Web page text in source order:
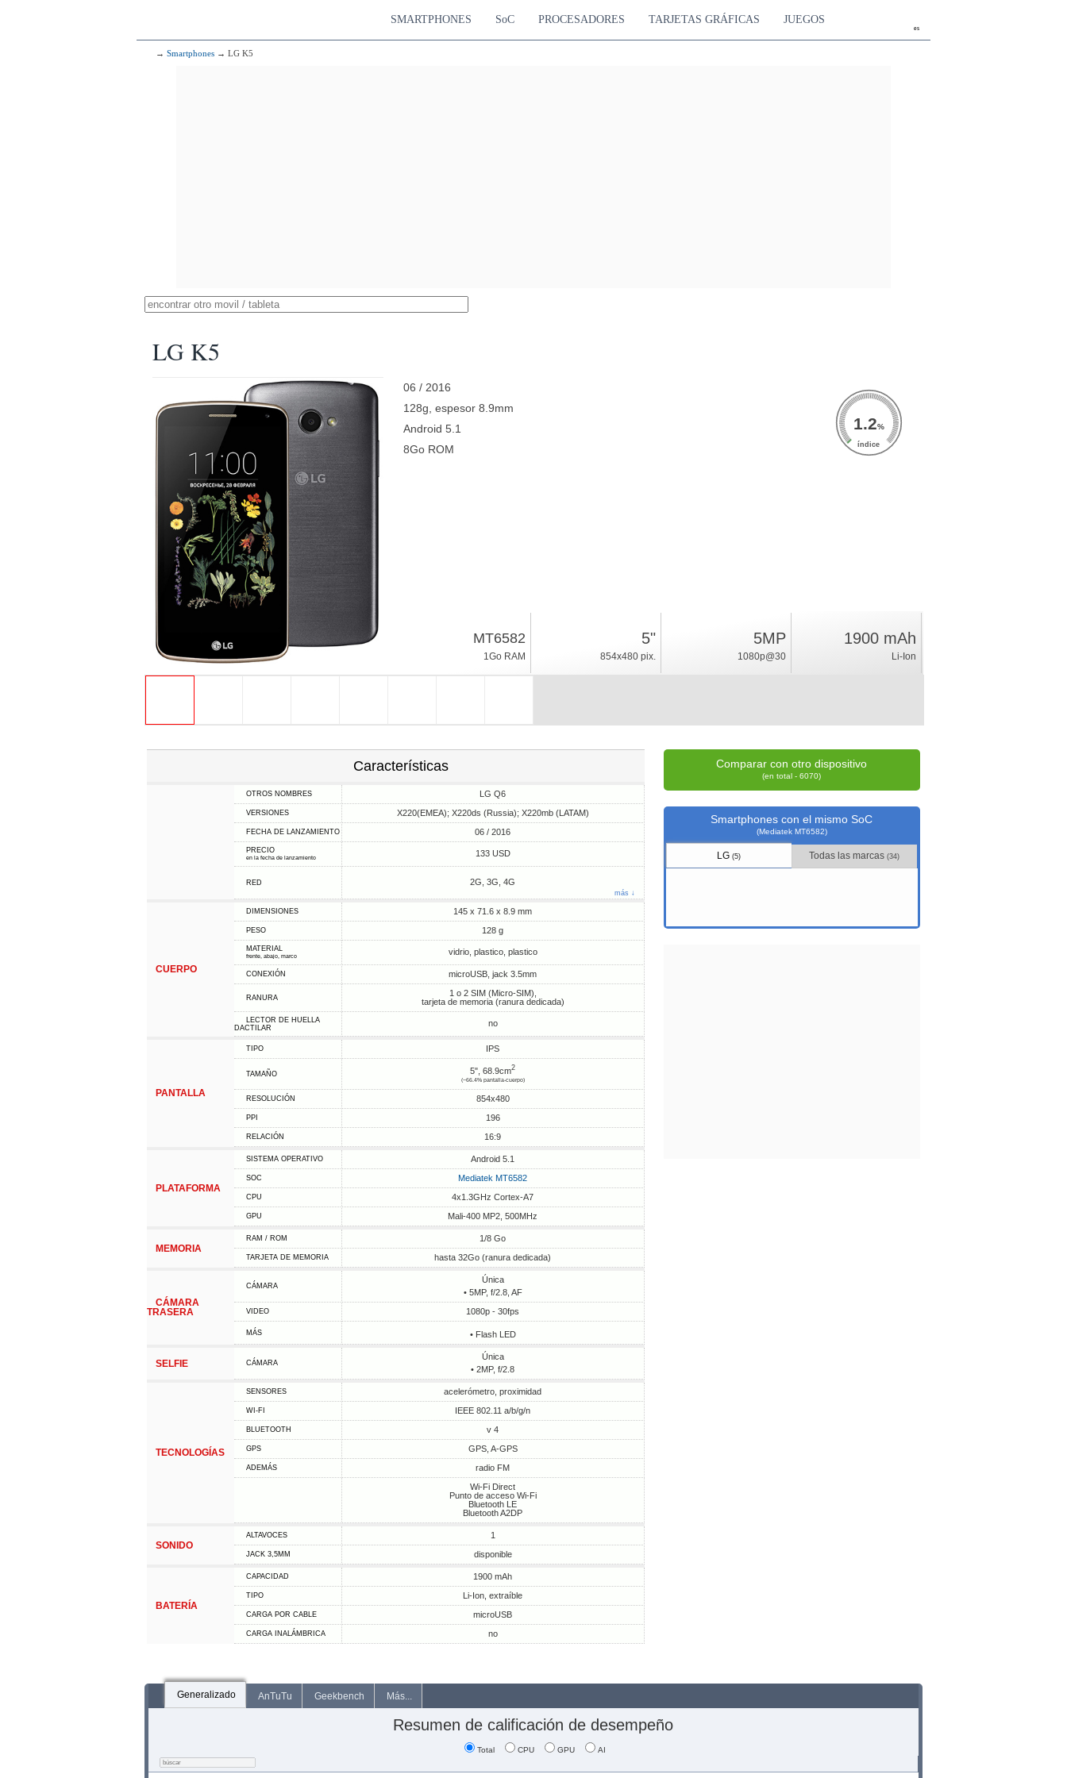
es
SMARTPHONES SoC PROCESADORES TARJETAS GRÁFICAS JUEGOS
→ Smartphones → LG K5
LG K5
06 / 2016
128g, espesor 8.9mm
Android 5.1
8Go ROM
1.2%
índice
MT6582
1Go RAM
5"
854x480 pix.
5MP
1080p@30
1900 mAh
Li-Ion
Características
OTROS NOMBRES LG Q6
VERSIONES X220(EMEA); X220ds (Russia); X220mb (LATAM)
FECHA DE LANZAMIENTO 06 / 2016
PRECIO
en la fecha de lanzamiento 133 USD
RED 2G, 3G, 4G
más ↓
CUERPO
DIMENSIONES 145 x 71.6 x 8.9 mm
PESO 128 g
MATERIAL
frente, abajo, marco vidrio, plastico, plastico
CONEXIÓN microUSB, jack 3.5mm
RANURA
1 o 2 SIM (Micro-SIM),
tarjeta de memoria (ranura dedicada)
LECTOR DE HUELLA
DACTILAR
no
PANTALLA
TIPO IPS
TAMAÑO 5", 68.9cm2
(~66.4% pantalla-cuerpo)
RESOLUCIÓN 854x480
PPI 196
RELACIÓN 16:9
PLATAFORMA
SISTEMA OPERATIVO Android 5.1
SOC Mediatek MT6582
CPU 4x1.3GHz Cortex-A7
GPU Mali-400 MP2, 500MHz
MEMORIA
RAM / ROM 1/8 Go
TARJETA DE MEMORIA hasta 32Go (ranura dedicada)
CÁMARA
TRASERA
CÁMARA
Única
• 5MP, f/2.8, AF
VIDEO 1080p - 30fps
MÁS • Flash LED
SELFIE CÁMARA
Única
• 2MP, f/2.8
TECNOLOGÍAS
SENSORES acelerómetro, proximidad
WI-FI IEEE 802.11 a/b/g/n
BLUETOOTH v 4
GPS GPS, A-GPS
ADEMÁS
radio FM
Wi-Fi Direct
Punto de acceso Wi-Fi
Bluetooth LE
Bluetooth A2DP
SONIDO
ALTAVOCES 1
JACK 3,5MM disponible
BATERÍA
CAPACIDAD 1900 mAh
TIPO Li-Ion, extraíble
CARGA POR CABLE microUSB
CARGA INALÁMBRICA no
Comparar con otro dispositivo
(en total - 6070)
Smartphones con el mismo SoC
(Mediatek MT6582)
LG(5) Todas las marcas(34)
Generalizado AnTuTu Geekbench Más...
Resumen de calificación de desempeño
Total CPU GPU AI